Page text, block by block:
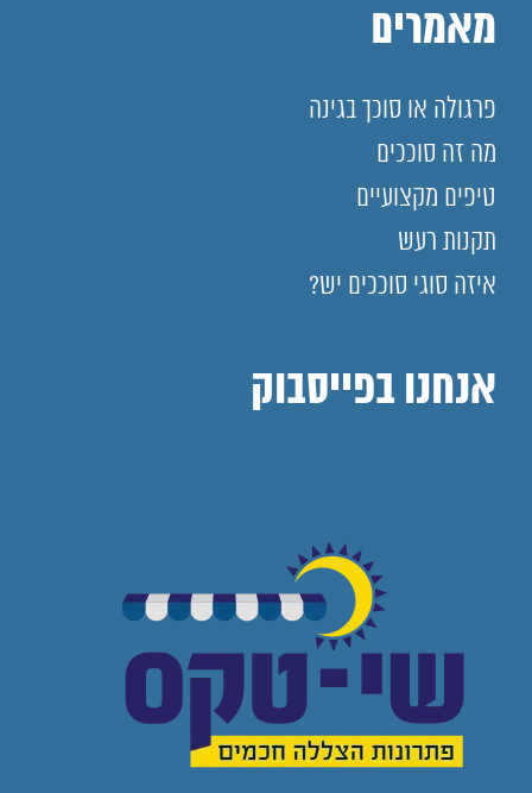
מאמרים
פרגולה או סוכך בגינה
מה זה סוככים
טיפים מקצועיים
תקנות רעש
איזה סוגי סוככים יש?
אנחנו בפייסבוק